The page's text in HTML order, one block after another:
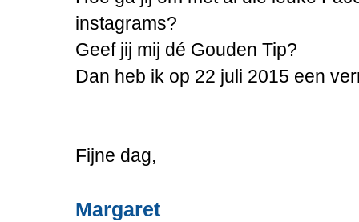
instagrams?
Geef jij mij dé Gouden Tip?
Dan heb ik op 22 juli 2015 een
Fijne dag,
Margaret